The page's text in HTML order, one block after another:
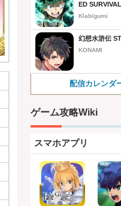
ED SURVIVAL
Klab/gumi
幻想水滸伝
KONAMI
配信カレンダ
ゲーム攻略Wiki
スマホアプリ